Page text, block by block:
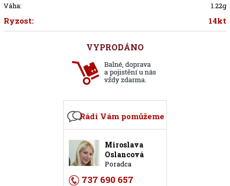
Váha:
1.22g
Ryzost: 14kt
VYPRODÁNO
Rádi Vám pomůžeme
Miroslava
Oslancová
Poradca
737 690 657